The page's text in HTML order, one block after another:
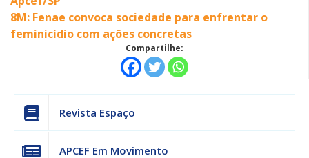
8M: Fenae convoca sociedade para enfrentar o
feminicídio com ações concretas
Compartilhe:
Revista Espaço
APCEF Em Movimento